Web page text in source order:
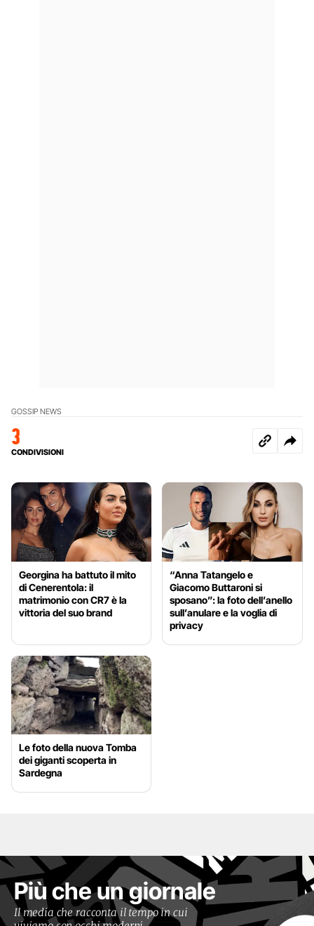
GOSSIP NEWS
3
CONDIVISIONI
Georgina ha battuto il mito
di Cenerentola: il
matrimonio con CR7 è la
vittoria del suo brand
“Anna Tatangelo e
Giacomo Buttaroni si
sposano”: la foto dell’anello
sull’anulare e la voglia di
privacy
Le foto della nuova Tomba
dei giganti scoperta in
Sardegna
Più che un giornale
Il media che racconta il tempo in cui